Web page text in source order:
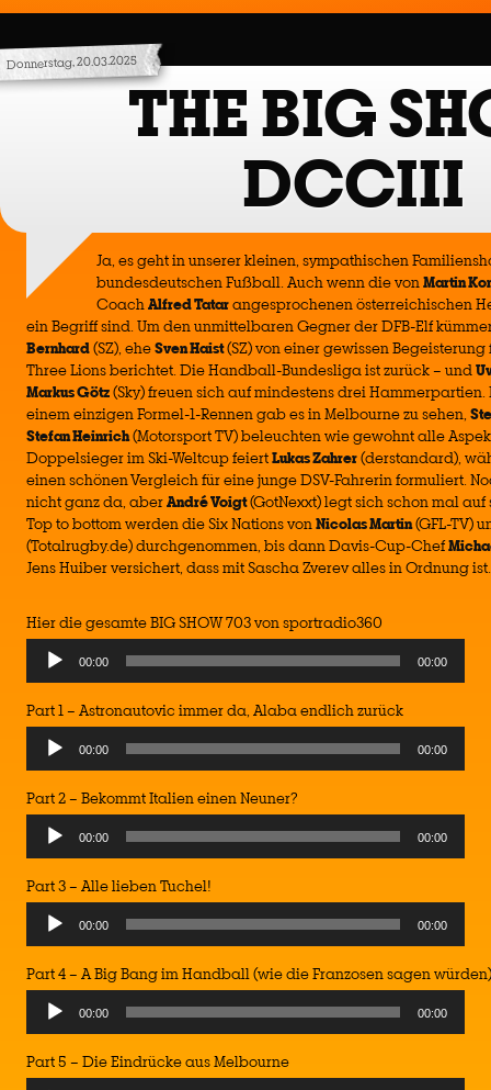
Donnerstag, 20.03.2025
THE BIG
DCCIII
Ja, es geht in unserer kleinen, sympathischen
bundesdeutschen Fußball. Auch wenn die vonMartin
CoachAlfred Tatarangesprochenen österreichischen
ein Begriff sind. Um den unmittelbaren Gegner der DFB-Elf
Bernhard(SZ), eheSven Haist(SZ) von einer gewissen
Three Lions berichtet. Die Handball-Bundesliga ist zurück – und
Markus Götz(Sky) freuen sich auf mindestens drei Hammerpartien.
einem einzigen Formel-1-Rennen gab es in Melbourne zu sehen,
Stefan Heinrich(Motorsport TV) beleuchten wie gewohnt alle
Doppelsieger im Ski-Weltcup feiertLukas Zahrer(derstandard),
einen schönen Vergleich für eine junge DSV-Fahrerin formuliert.
nicht ganz da, aberAndré Voigt(GotNexxt) legt sich schon mal auf
Top to bottom werden die Six Nations vonNicolas Martin(GFL-TV)
(Totalrugby.de) durchgenommen, bis dann Davis-Cup-Chef
Jens Huiber versichert, dass mit Sascha Zverev alles in Ordnung ist.
Hier die gesamte BIG SHOW 703 von sportradio360
00:00 00:00
Part 1 – Astronautovic immer da, Alaba endlich zurück
00:00 00:00
Part 2 – Bekommt Italien einen Neuner?
00:00 00:00
Part 3 – Alle lieben Tuchel!
00:00 00:00
Part 4 – A Big Bang im Handball (wie die Franzosen sagen würden)
00:00 00:00
Part 5 – Die Eindrücke aus Melbourne